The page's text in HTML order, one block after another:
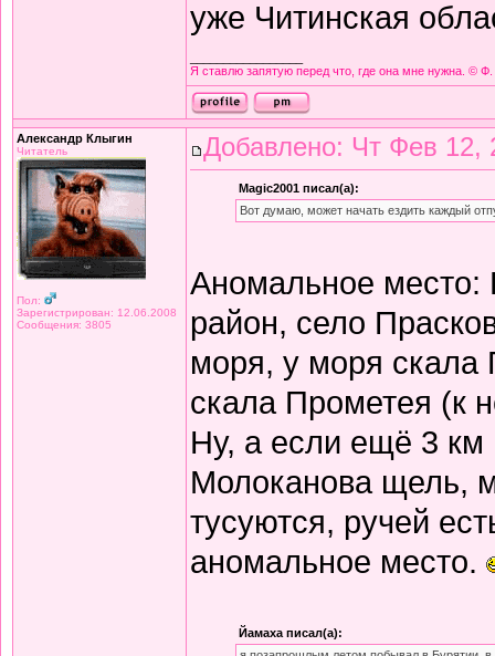
уже Читинская
Я ставлю запятую перед что, где она мне нужна. ©
Александр Клыгин
Читатель
Пол:
Зарегистрирован: 12.06.2008
Сообщения: 3805
Добавлено: Чт Фев 12,
Magic2001 писал(а):
Вот думаю, может начать ездить каждый
Аномальное место:
район, село
моря, у моря скала
скала Прометея (к
Ну, а если ещё 3 км
Молоканова щель,
тусуются, ручей
аномальное место.
Йамаха писал(а):